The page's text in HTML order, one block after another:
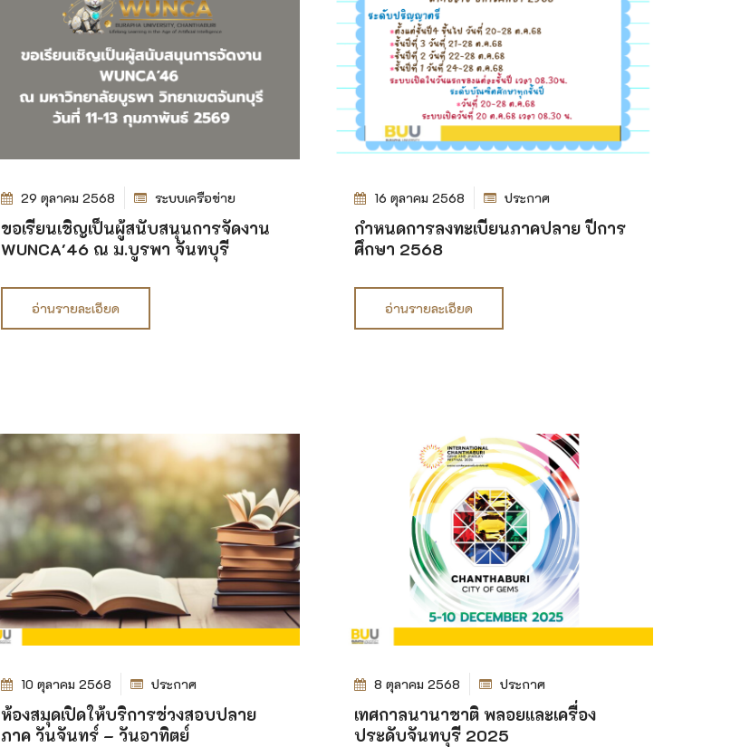
29 ตุลาคม 2568 ระบบเครือข่าย
ขอเรียนเชิญเป็นผู้สนับสนุนการจัดงาน
WUNCA'46 ณ ม.บูรพา จันทบุรี
อ่านรายละเอียด
16 ตุลาคม 2568 ประกาศ
กำหนดการลงทะเบียนภาคปลาย ปีการ
ศึกษา 2568
อ่านรายละเอียด
10 ตุลาคม 2568 ประกาศ
ห้องสมุดเปิดให้บริการช่วงสอบปลาย
ภาค วันจันทร์ – วันอาทิตย์
8 ตุลาคม 2568 ประกาศ
เทศกาลนานาชาติ พลอยและเครื่อง
ประดับจันทบุรี 2025